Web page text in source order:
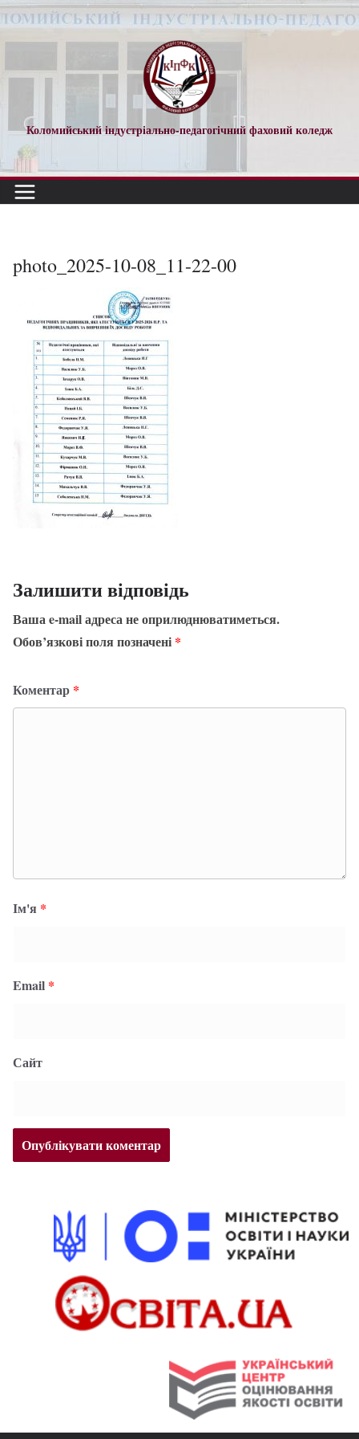
Перейти
до
Коломийський індустріально-педагогічний фаховий коледж
photo_2025-10-08_11-22-00
Залишити відповідь
Ваша e-mail адреса не оприлюднюватиметься.
Обов’язкові поля позначені *
Коментар *
Ім'я *
Email *
Сайт